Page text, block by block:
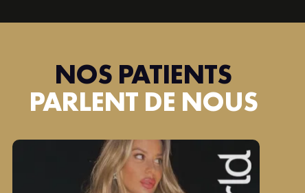
NOS PATIENTS
PARLENT DE NOUS